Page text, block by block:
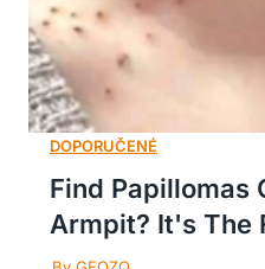
Find Papillomas
Armpit? It's The